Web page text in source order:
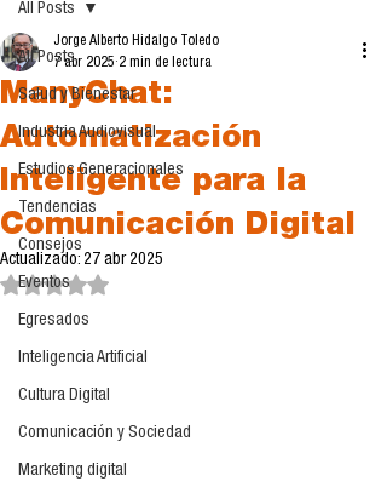
All Posts
Salud y Bienestar
Industria Audiovisual
Estudios Generacionales
Tendencias
Consejos
Eventos
Egresados
Inteligencia Artificial
Cultura Digital
Comunicación y Sociedad
Marketing digital
All Posts
ManyChat:
Automatización
Inteligente para la
Comunicación Digital
Jorge Alberto Hidalgo Toledo
7 abr 2025 2 min de lectura
Actualizado: 27 abr 2025
Obtuvo NaN de 5 estrellas.